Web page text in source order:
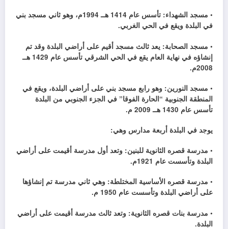
• مسجد الشهداء: تأسس عام 1414 هــ 1994م، وهو ثاني مسجد بني
في البلدة ويقع في الحي الغربي.
• مسجد الصحابة: يعد ثالث مسجد أقيم على أراضي البلدة وقد تم
إنشاؤه في نهاية العام يقع في الحي الشرقي تأسس عام 1429 هــ
2008م.
• مسجد النورين: وهو رابع مسجد بني على أراضي البلدة، ويقع في
المنطقة الجنوبية “الحارة الفوقا” في الجزء الجنوبي من البلدة
تأسس عام 1430 هــ 2009 م.
يوجد في البلدة أربعة مدارس وهي:
• مدرسة قصره الثانوية للبنين: وتعد أول مدرسة أقيمت على أراضي
البلدة وتأسست عام 1921م.
• مدرسة قصره الأساسية المختلطة: وهي ثاني مدرسة تم إنشاؤها
على أراضي البلدة وتأسست عام 1950 م.
• مدرسة بنات قصره الثانوية: وتعد ثالث مدرسة أقيمت على أراضي
البلدة.